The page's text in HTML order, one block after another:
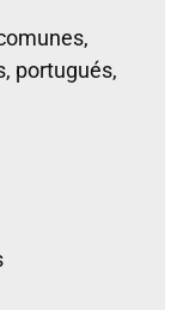
portugués,